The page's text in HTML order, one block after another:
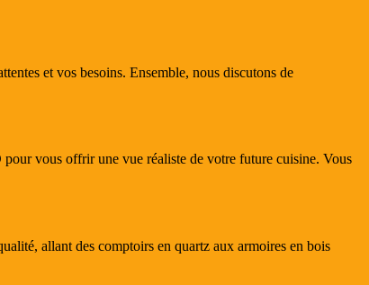
et vos besoins. Ensemble, nous discutons de
vous offrir une vue réaliste de votre future cuisine. Vous
allant des comptoirs en quartz aux armoires en bois